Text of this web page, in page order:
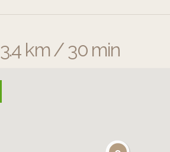
3.4 km / 30 min